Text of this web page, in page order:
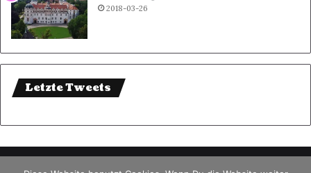
2018-03-26
Letzte Tweets